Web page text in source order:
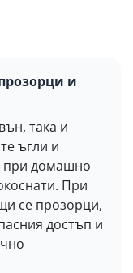
и
така и
ъгли и
при домашно
При
се прозорци,
достъп и